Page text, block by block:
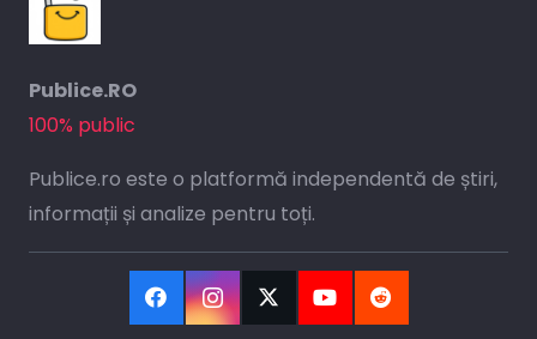
Publice.RO
100% public
Publice.ro este o platformă independentă de știri,
informații și analize pentru toți.